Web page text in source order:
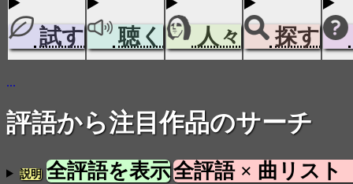
試す 聴く 人々 探す
...
評語から注目作品のサーチ
説明 全評語を表示全評語 × 曲リスト